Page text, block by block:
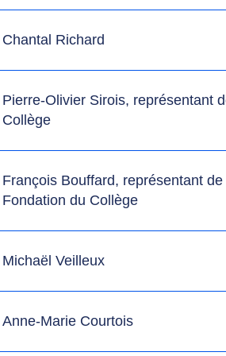
Chantal Richard
Pierre-Olivier Sirois, représentant
Collège
François Bouffard, représentant
Fondation du Collège
Michaël Veilleux
Anne-Marie Courtois